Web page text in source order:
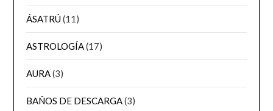
ÁSATRÚ(11)
ASTROLOGÍA(17)
AURA(3)
BAÑOS DE DESCARGA(3)